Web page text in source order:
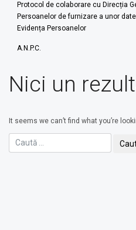
Protocol de colaborare cu Direcția
Persoanelor de furnizare a unor
Evidența Persoanelor
A.N.P.C.
Nici un
It seems we can’t find what you’re